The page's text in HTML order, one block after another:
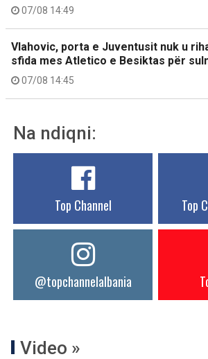
07/08 14:49
Vlahovic, porta e Juventusit nuk u
sfida mes Atletico e Besiktas për
07/08 14:45
Na ndiqni:
Top Channel Top
@topchannelalbania
Video »